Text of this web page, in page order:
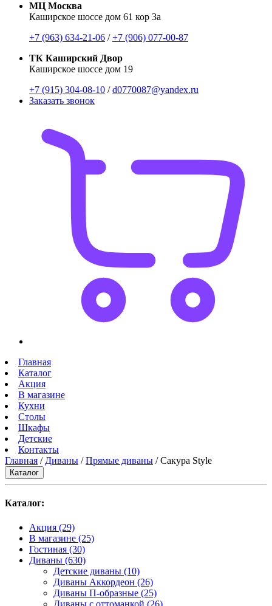
МЦ Москва
Каширское шоссе дом 61 кор 3а
+7 (963) 634-21-06 /+7 (906) 077-00-87
ТК Каширский Двор
Каширское шоссе дом 19
+7 (915) 304-08-10 /d0770087@yandex.ru
Заказать звонок
Главная
Каталог
Акция
В магазине
Кухни
Столы
Шкафы
Детские
Контакты
Главная / Диваны /Прямые диваны / Сакура Style
Каталог
Каталог:
Акция (29)
В магазине (25)
Гостиная (30)
Диваны (630)
Детские диваны (10)
Диваны Аккордеон (26)
Диваны П-образные (25)
Диваны с оттоманкой (26)